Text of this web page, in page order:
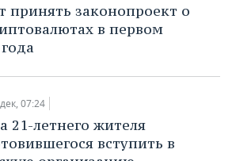
принять законопроект о
в первом
07:24
21-летнего жителя
вступить в